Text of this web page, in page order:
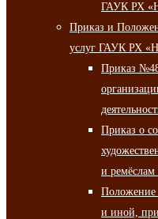
ГАУК РХ
Приказ и
услуг ГАУК РХ
Приказ
Приказ о
и
Положение
и иной,